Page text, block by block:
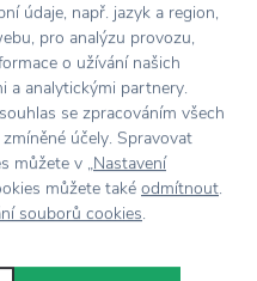
SLEVA 20 % S KÓDEM: LÉTO20
WILD AND WOLF
Zahrádkářské rukavice
údaje, např. jazyk a region,
pro analýzu provozu,
o užívání našich
a analytickými partnery.
se zpracováním všech
účely. Spravovat
můžete v „Nastavení
můžete také odmítnout.
souborů cookies.